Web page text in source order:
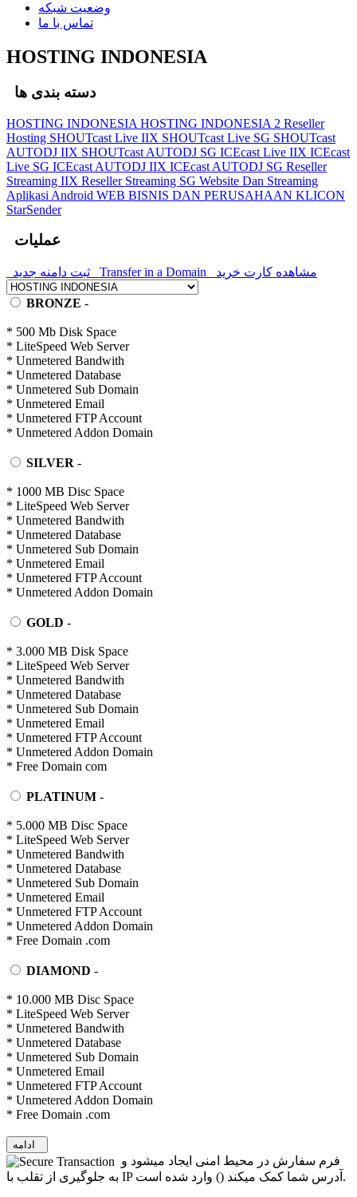
وضعیت شبکه
تماس با ما
HOSTING INDONESIA
دسته بندی ها
HOSTING INDONESIA HOSTING INDONESIA 2 Reseller
Hosting SHOUTcast Live IIX SHOUTcast Live SG SHOUTcast
AUTODJ IIX SHOUTcast AUTODJ SG ICEcast Live IIX ICEcast
Live SG ICEcast AUTODJ IIX ICEcast AUTODJ SG Reseller
Streaming IIX Reseller Streaming SG Website Dan Streaming
Aplikasi Android WEB BISNIS DAN PERUSAHAAN KLICON
StarSender
عملیات
Transfer in a Domain مشاهده کارت خرید
BRONZE -
* 500 Mb Disk Space
* LiteSpeed Web Server
* Unmetered Bandwith
* Unmetered Database
* Unmetered Sub Domain
* Unmetered Email
* Unmetered FTP Account
* Unmetered Addon Domain
SILVER -
* 1000 MB Disc Space
* LiteSpeed Web Server
* Unmetered Bandwith
* Unmetered Database
* Unmetered Sub Domain
* Unmetered Email
* Unmetered FTP Account
* Unmetered Addon Domain
GOLD -
* 3.000 MB Disk Space
* LiteSpeed Web Server
* Unmetered Bandwith
* Unmetered Database
* Unmetered Sub Domain
* Unmetered Email
* Unmetered FTP Account
* Unmetered Addon Domain
* Free Domain com
PLATINUM -
* 5.000 MB Disc Space
* LiteSpeed Web Server
* Unmetered Bandwith
* Unmetered Database
* Unmetered Sub Domain
* Unmetered Email
* Unmetered FTP Account
* Unmetered Addon Domain
* Free Domain .com
DIAMOND -
* 10.000 MB Disc Space
* LiteSpeed Web Server
* Unmetered Bandwith
* Unmetered Database
* Unmetered Sub Domain
* Unmetered Email
* Unmetered FTP Account
* Unmetered Addon Domain
* Free Domain .com
به جلوگیری از تقلب با IP آدرس شما کمک میکند ( ) وارد شده است.